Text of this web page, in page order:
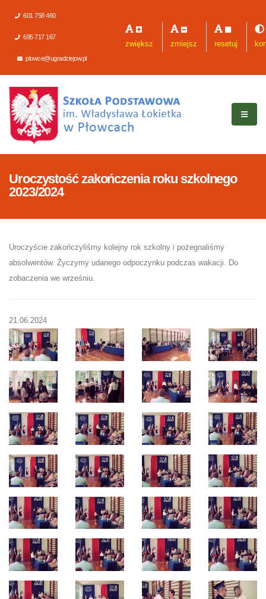
601 758 460
695 717 167
plowce@ugradziejow.pl
zwiększ zmiejsz resetuj
Uroczystość zakończenia roku szkolnego
2023/2024
Uroczyście zakończyliśmy kolejny rok szkolny i pożegnaliśmy
absolwentów. Życzymy udanego odpoczynku podczas wakacji. Do
zobaczenia we wrześniu.
21.06.2024